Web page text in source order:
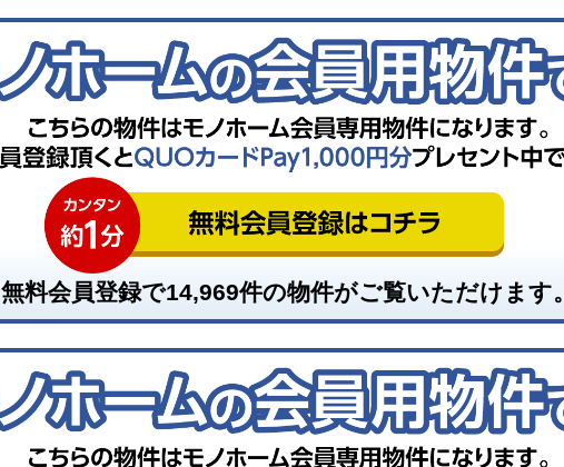
無料会員登録で14,969件の物件がご覧いただけます。